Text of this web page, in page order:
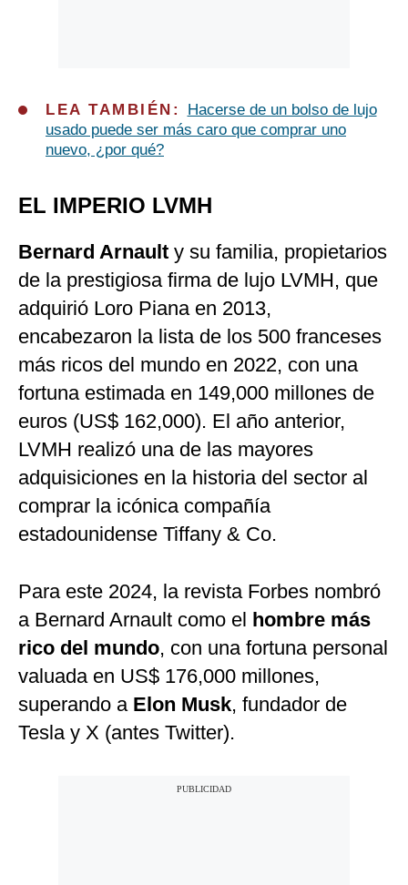
LEA TAMBIÉN:
Hacerse de un bolso de lujo
usado puede ser más caro que comprar uno
nuevo, ¿por qué?
EL IMPERIO LVMH
Bernard Arnault y su familia, propietarios
de la prestigiosa firma de lujo LVMH, que
adquirió Loro Piana en 2013,
encabezaron la lista de los 500 franceses
más ricos del mundo en 2022, con una
fortuna estimada en 149,000 millones de
euros (US$ 162,000). El año anterior,
LVMH realizó una de las mayores
adquisiciones en la historia del sector al
comprar la icónica compañía
estadounidense Tiffany & Co.
Para este 2024, la revista Forbes nombró
a Bernard Arnault como el hombre más
rico del mundo, con una fortuna personal
valuada en US$ 176,000 millones,
superando a Elon Musk, fundador de
Tesla y X (antes Twitter).